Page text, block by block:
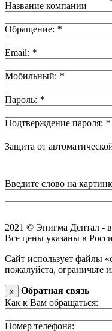
Название компании
Обращение: *
Email: *
Мобильный: *
Пароль: *
Подтверждение пароля: *
Защита от
Введите слово на
2021 © Энигма Дентал -
Все цены указаны в
Сайт использует файлы
пожалуйста, ограничьте
x
Обратная связь
Как к Вам обращаться:
Номер телефона: